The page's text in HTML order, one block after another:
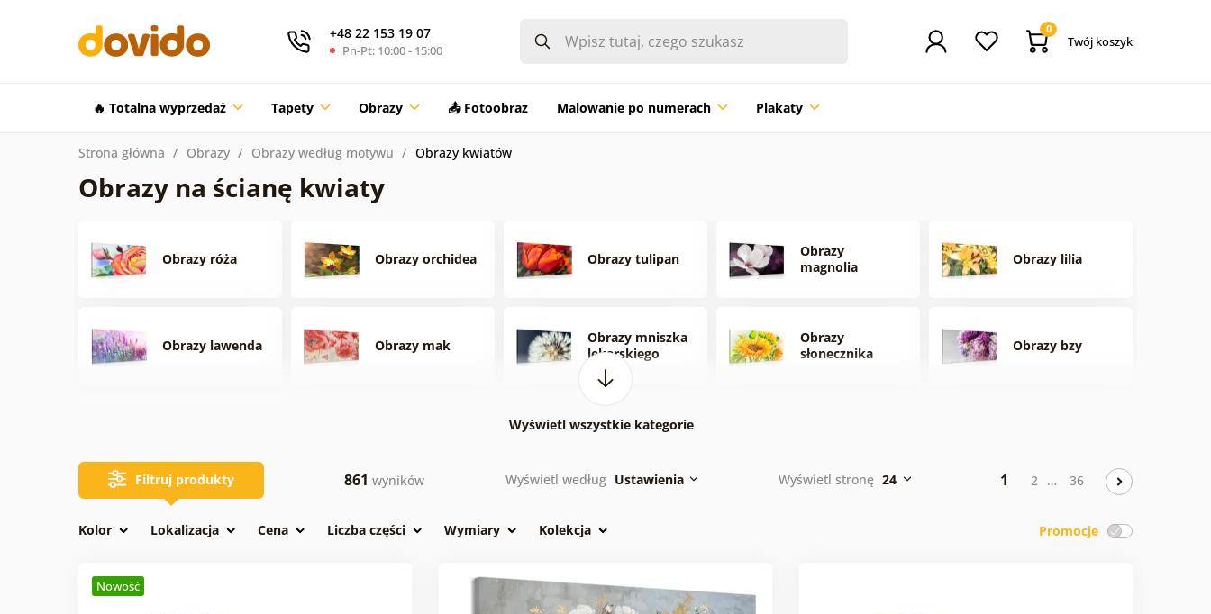
+48 22 153 19 07
Pn-Pt: 10:00 - 15:00
0
Twój koszyk
🔥 Totalna wyprzedaż Tapety Obrazy 📤 Fotoobraz Malowanie po numerach Plakaty
Strona główna Obrazy Obrazy według motywu Obrazy kwiatów
Obrazy na ścianę kwiaty
Obrazy róża Obrazy orchidea Obrazy tulipan
Obrazy
magnolia
Obrazy lilia
Obrazy lawenda Obrazy mak
Obrazy mniszka
lekarskiego
Obrazy
słonecznika
Obrazy bzy
Wyświetl wszystkie kategorie
Filtruj produkty 861 wyników Wyświetl według Ustawienia Wyświetl stronę 24 1 2 … 36
Promocje
Kolor Lokalizacja Cena Liczba części Wymiary Kolekcja
Nowość